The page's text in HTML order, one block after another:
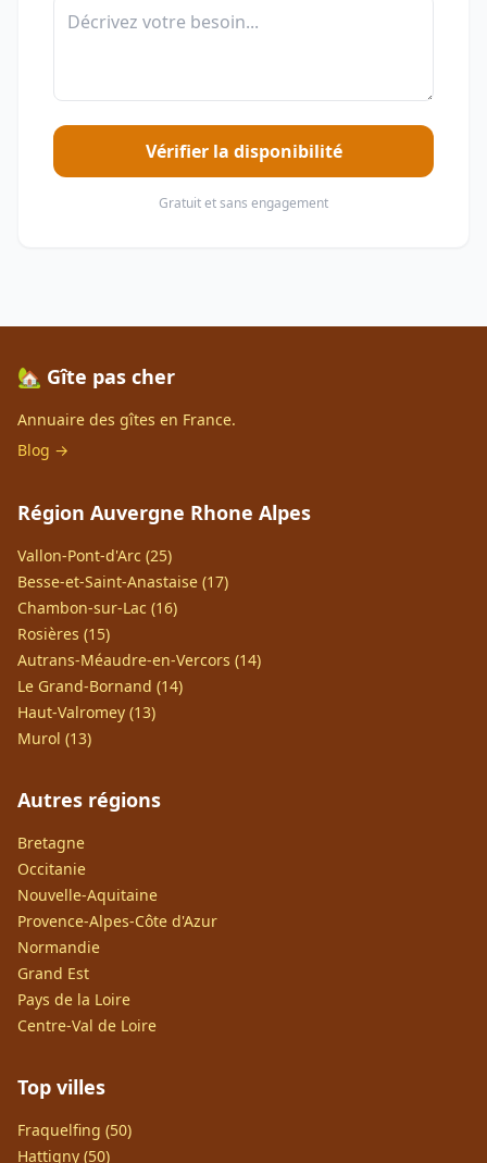
Vérifier la disponibilité
Gratuit et sans engagement
🏡 Gîte pas cher
Annuaire des gîtes en France.
Blog →
Région Auvergne Rhone Alpes
Vallon-Pont-d'Arc (25)
Besse-et-Saint-Anastaise (17)
Chambon-sur-Lac (16)
Rosières (15)
Autrans-Méaudre-en-Vercors (14)
Le Grand-Bornand (14)
Haut-Valromey (13)
Murol (13)
Autres régions
Bretagne
Occitanie
Nouvelle-Aquitaine
Provence-Alpes-Côte d'Azur
Normandie
Grand Est
Pays de la Loire
Centre-Val de Loire
Top villes
Fraquelfing (50)
Hattigny (50)